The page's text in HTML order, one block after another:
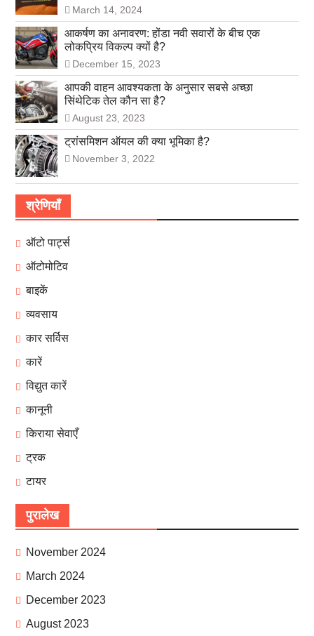
March 14, 2024
आकर्षण का अनावरण: होंडा नवी सवारों के बीच एक
लोकप्रिय विकल्प क्यों है?
December 15, 2023
आपकी वाहन आवश्यकता के अनुसार सबसे अच्छा
सिंथेटिक तेल कौन सा है?
August 23, 2023
ट्रांसमिशन ऑयल की क्या भूमिका है?
November 3, 2022
श्रेणियाँ
ऑटो पार्ट्स
ऑटोमोटिव
बाइकें
व्यवसाय
कार सर्विस
कारें
विद्युत कारें
कानूनी
किराया सेवाएँ
ट्रक
टायर
पुरालेख
November 2024
March 2024
December 2023
August 2023